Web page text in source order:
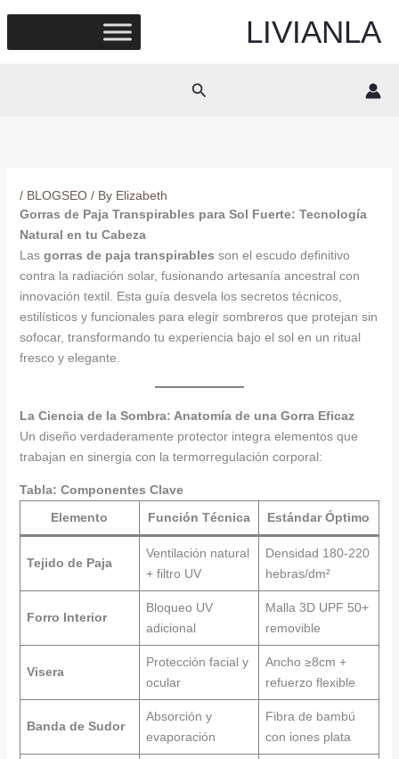
content
LIVIANLA
Search
/ BLOGSEO/ By Elizabeth
Gorras de Paja Transpirables para Sol Fuerte: Tecnología
Natural en tu Cabeza
Las gorras de paja transpirables son el escudo definitivo
contra la radiación solar, fusionando artesanía ancestral con
innovación textil. Esta guía desvela los secretos técnicos,
estilísticos y funcionales para elegir sombreros que protejan sin
sofocar, transformando tu experiencia bajo el sol en un ritual
fresco y elegante.
La Ciencia de la Sombra: Anatomía de una Gorra Eficaz
Un diseño verdaderamente protector integra elementos que
trabajan en sinergia con la termorregulación corporal:
Tabla: Componentes Clave
Elemento
Función Técnica Estándar Óptimo
Tejido de Paja
Ventilación natural
+ filtro UV
Densidad 180-220
hebras/dm²
Forro Interior
Bloqueo UV
adicional
Malla 3D UPF 50+
removible
Visera
Protección facial y
ocular
Ancho ≥8cm +
refuerzo flexible
Banda de Sudor
Absorción y
evaporación
Fibra de bambú
con iones plata